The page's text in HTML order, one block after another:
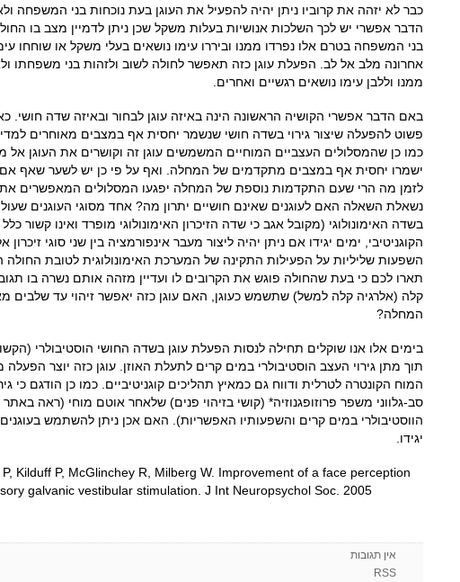
כבר לא יזהה את קרוביו ניתן יהיה להפעיל את העוגן בעת נוכחות בני המשפחה
הדבר אפשרי יש לכך השלכות אנושיות בעלות משקל שכן ניתן לדמיין מצב בו
בני המשפחה בטרם אלו נפרדו ממנו וביררו עימו נושאים בעלי משקל או שוחחו
אחרונה מלב אל לב. הפעלת עוגן כזה תאפשר לחולה לשוב ולזהות בני משפחתו
ממנו וללבן עימו נושאים רגשיים ואחרים.
באם הדבר אפשרי הקושיה הראשונה הינה באיזה עוגן לבחור ובאיזה שדה חושי.
פשוט להפעלה שיצור גירוי בשדה חושי שנשמר יחסית אף במצבים מאוחרים
כמו כן שהמסלולים העצביים המוחיים המשמשים עוגן זה וקושרים את העוגן אל
ישמרו יחסית אף במצבים מתקדמים של המחלה. ואף על פי כן יש לשער שאף אם
לזמן מה הרי שעם התקדמות נוספת של המחלה יפגעו המסלולים המאפשרים את
נשאלת השאלה האם לעוגנים שאינם חושיים יתרון מה? אחד מסוגי העוגנים
בשדה האימונולוגי (מקובל אגב כי שדה הזיכרון האימונולוגי מופרד ואינו קשור כלל
הקוגניטיבי, ימים יגידו אם ניתן יהיה ליצור מעבר אינפורמציה בין שני סוגי זיכרון
השפעות שליליות על הפעילות התקינה של המערכת האימונולוגית לטובת
תארו לכם כי בעת שהחולה פוגש את הקרובים לו ועדיין מזהה אותם נשרה בו
קלה (אלרגיה קלה למשל) שתשמש כעוגן, האם עוגן כזה יאפשר זיהוי עד שלבים
המחלה?
בימים אלו אנו שוקלים תחילה לנסות הפעלת עוגן בשדה החושי הוסטיבולרי
תוך מתן גירוי העצב הוסטיבולרי במים קרים לתעלת האוזן. עוגן כזה יוצר
המוח הקונטרה לטרלית ודווח גם כמאיץ תהליכים קוגניטיביים. כמו כן הודגם כי
סב-גלווני משפר פרוזופגנוזיה* (קושי בזיהוי פנים) שלאחר אוטם מוחי (ראה באתר
הווסטיבולרי במים קרים והשפעותיו האפשריות). האם אכן ניתן להשתמש
יגידו.
Kilduff P, McGlinchey R, Milberg W. Improvement of a face perception
galvanic vestibular stimulation. J Int Neuropsychol Soc. 2005
אין תגובות
RSS